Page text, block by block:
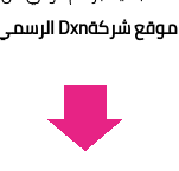
موقع شركةDxn الرسمي.